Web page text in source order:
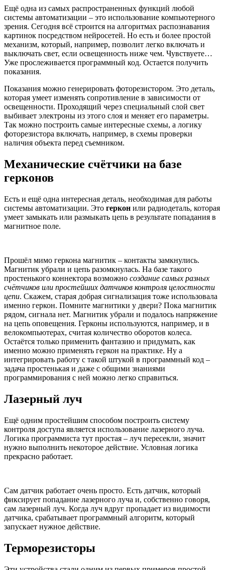
Ещё одна из самых распространенных функций любой
системы автоматизации – это использование компьютерного
зрения. Сегодня всё строится на алгоритмах распознавания
картинок посредством нейросетей. Но есть и более простой
механизм, который, например, позволит легко включать и
выключать свет, если освещенность ниже чем. Чувствуете…
Уже прослеживается программный код. Остается получить
показания.
Показания можно генерировать фоторезистором. Это деталь,
которая умеет изменять сопротивление в зависимости от
освещенности. Проходящий через специальный слой свет
выбивает электроны из этого слоя и меняет его параметры.
Так можно построить самые интересные схемы, а логику
фоторезистора включать, например, в схемы проверки
наличия объекта перед съемником.
Механические счётчики на базе
герконов
Есть и ещё одна интересная деталь, необходимая для работы
системы автоматизации. Это геркон или радиодеталь, которая
умеет замыкать или размыкать цепь в результате попадания в
магнитное поле.
Прошёл мимо геркона магнитик – контакты замкнулись.
Магнитик убрали и цепь разомкнулась. На базе такого
простенького коннектора возможно создание самых разных
счётчиков или простейших датчиков контроля целостности
цепи. Скажем, старая добрая сигнализация тоже использовала
именно геркон. Помните магнитики у двери? Пока магнитик
рядом, сигнала нет. Магнитик убрали и подалось напряжение
на цепь оповещения. Герконы используются, например, и в
велокомпьютерах, считая количество оборотов колеса.
Остаётся только применить фантазию и придумать, как
именно можно применять геркон на практике. Ну а
интегрировать работу с такой штукой в программный код –
задача простенькая и даже с общими знаниями
программирования с ней можно легко справиться.
Лазерный луч
Ещё одним простейшим способом построить систему
контроля доступа является использование лазерного луча.
Логика программиста тут простая – луч пересекли, значит
нужно выполнить некоторое действие. Условная логика
прекрасно работает.
Сам датчик работает очень просто. Есть датчик, который
фиксирует попадание лазерного луча и, собственно говоря,
сам лазерный луч. Когда луч вдруг пропадает из видимости
датчика, срабатывает программный алгоритм, который
запускает нужное действие.
Терморезисторы